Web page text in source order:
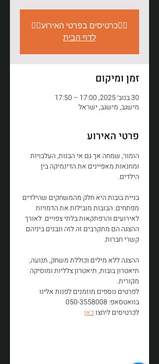
👇🏽כרטיסים בפרטי האירוע👇🏽
לדף הבית
זמן ומיקום
30 בנוב׳ 2025, 17:00 – 17:50
מישגב, מישגב, ישראל
פרטי האירוע
הומור, שמחה אך גם אי הבנות, העלבויות
ומחנאות מאפיינים את הדינמיקה בין
הילדים.
בניית בובות היא חלק מהמשחקים שהילדים
מפתחים. הבובות מובילות את הדמויות
לאירועים והרפתקאות בלתי צפויים. לאורך
ההצגה הם מתקרבים זה לזה ונבנים ביניהם
קשרי חברות.
ההצגה ללא מילים וכוללת משחק, תנועה,
תיאטרון בובות, תיאטרון צלליות ומוסיקה
מקורית.
לפרטים נוספים מוזמנים לפנות אלינו
בוואטסאפ: 050-3558008
לכרטיסים ליחצו כאן